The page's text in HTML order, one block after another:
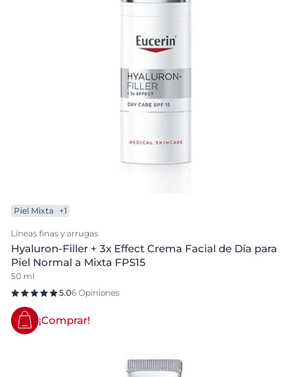
Piel Mixta +1
Líneas finas y arrugas
Hyaluron-Filler + 3x Effect Crema Facial de Día para
Piel Normal a Mixta FPS15
50 ml
5.06 Opiniones
¡Comprar!